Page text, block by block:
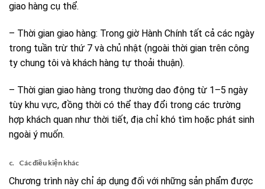
giao hàng cụ thể.
– Thời gian giao hàng: Trong giờ Hành Chính tất cả các ngày
trong tuần trừ thứ 7 và chủ nhật (ngoài thời gian trên công
ty chung tôi và khách hàng tự thoải thuận).
– Thời gian giao hàng trong thường dao động từ 1–5 ngày
tùy khu vực, đồng thời có thể thay đổi trong các trường
hợp khách quan như thời tiết, địa chỉ khó tìm hoặc phát sinh
ngoài ý muốn.
c. Các điều kiện khác
Chương trình này chỉ áp dụng đối với những sản phẩm được